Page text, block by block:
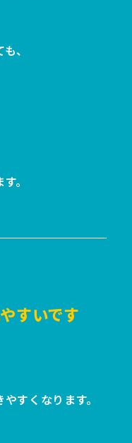
、
。
すいです
すくなります。